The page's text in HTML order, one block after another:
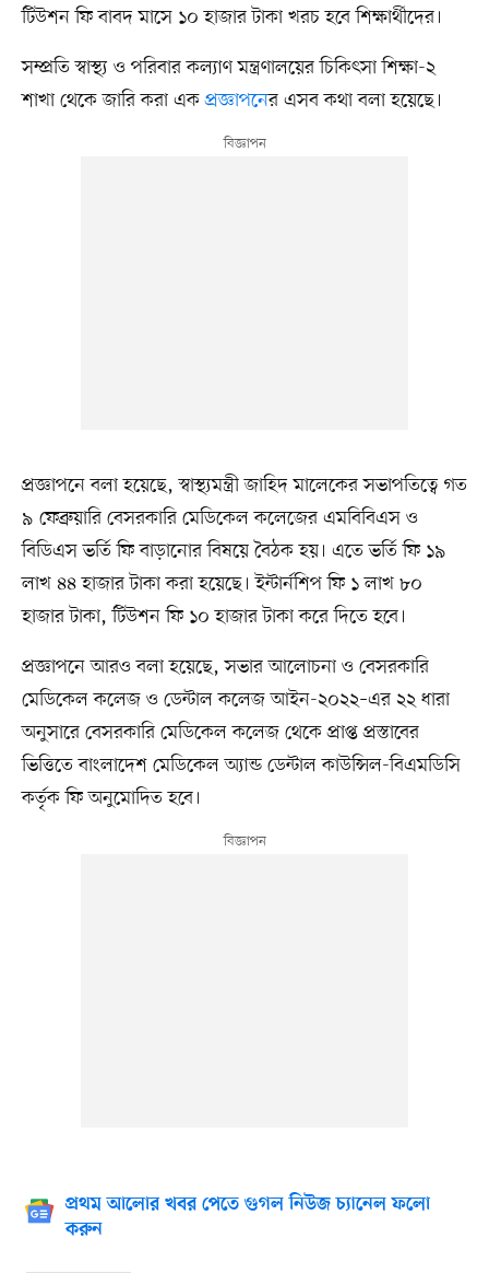
টিউশন ফি বাবদ মাসে ১০ হাজার টাকা খরচ হবে শিক্ষার্থীদের।
সম্প্রতি স্বাস্থ্য ও পরিবার কল্যাণ মন্ত্রণালয়ের চিকিৎসা শিক্ষা-২
শাখা থেকে জারি করা একপ্রজ্ঞাপনের এসব কথা বলা হয়েছে।
প্রজ্ঞাপনে বলা হয়েছে, স্বাস্থ্যমন্ত্রী জাহিদ মালেকের সভাপতিত্বে গত
৯ ফেব্রুয়ারি বেসরকারি মেডিকেল কলেজের এমবিবিএস ও
বিডিএস ভর্তি ফি বাড়ানোর বিষয়ে বৈঠক হয়। এতে ভর্তি ফি ১৯
লাখ ৪৪ হাজার টাকা করা হয়েছে। ইন্টার্নশিপ ফি ১ লাখ ৮০
হাজার টাকা, টিউশন ফি ১০ হাজার টাকা করে দিতে হবে।
প্রজ্ঞাপনে আরও বলা হয়েছে, সভার আলোচনা ও বেসরকারি
মেডিকেল কলেজ ও ডেন্টাল কলেজ আইন-২০২২–এর ২২ ধারা
অনুসারে বেসরকারি মেডিকেল কলেজ থেকে প্রাপ্ত প্রস্তাবের
ভিত্তিতে বাংলাদেশ মেডিকেল অ্যান্ড ডেন্টাল কাউন্সিল-বিএমডিসি
কর্তৃক ফি অনুমোদিত হবে।
প্রথম আলোর খবর পেতে গুগল নিউজ চ্যানেল ফলো
করুন